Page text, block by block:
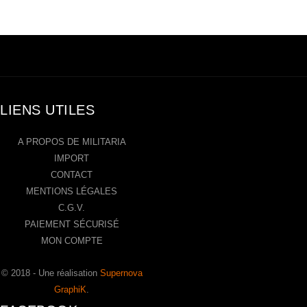
LIENS UTILES
A PROPOS DE MILITARIA
IMPORT
CONTACT
MENTIONS LÉGALES
C.G.V.
PAIEMENT SÉCURISÉ
MON COMPTE
© 2018 - Une réalisation Supernova
GraphiK.